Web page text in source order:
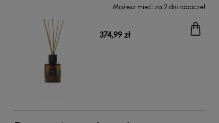
Możesz mieć: za 2 dni robocze!
374,99 zł